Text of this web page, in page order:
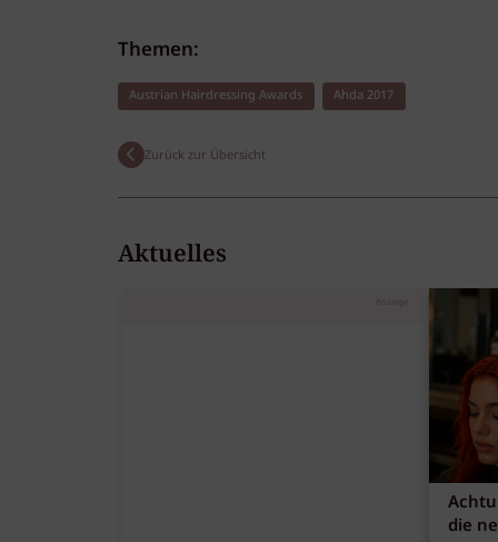
Themen:
Austrian Hairdressing Awards Ahda 2017
Zurück zur Übersicht
Aktuelles
Anzeige
die